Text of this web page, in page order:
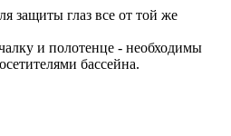
защиты глаз все от той же
и полотенце - необходимы
бассейна.